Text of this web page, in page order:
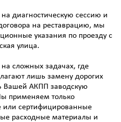
диагностическую сессию и
на реставрацию, мы
указания по проезду с
улица.
сложных задачах, где
лишь замену дорогих
Вашей АКПП заводскую
применяем только
или сертифицированные
расходные материалы и